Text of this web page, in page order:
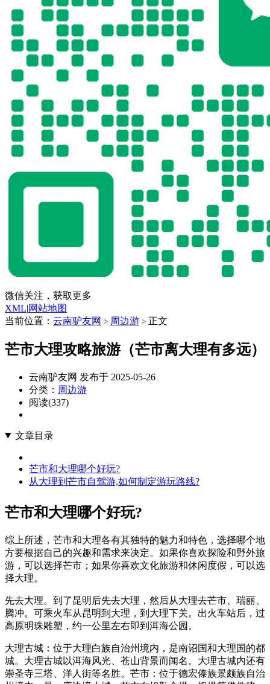
微信关注，获取更多
XML|网站地图
当前位置： 云南驴友网 > 周边游 > 正文
芒市大理攻略旅游（芒市离大理有多远）
云南驴友网 发布于 2025-05-26
分类： 周边游
阅读(337)
文章目录
芒市和大理哪个好玩?
从大理到芒市自驾游,如何制定游玩路线?
芒市和大理哪个好玩?
综上所述，芒市和大理各有其独特的魅力和特色，选择哪个地
方要根据自己的兴趣和需求来决定。如果你喜欢探险和野外旅
游，可以选择芒市；如果你喜欢文化旅游和休闲度假，可以选
择大理。
先去大理。到了昆明后先去大理，然后从大理去芒市、瑞丽、
腾冲。可乘火车从昆明到大理，到大理下关。出火车站后，过
高原明珠雕塑，约一公里左右即到洱海公园。
大理古城：位于大理白族自治州境内，是南诏国和大理国的都
城。大理古城以洱海风光、苍山背景而闻名。大理古城内还有
崇圣寺三塔、洋人街等名胜。芒市：位于德宏傣族景颇族自治